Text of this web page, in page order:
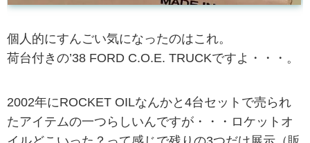
個人的にすんごい気になったのはこれ。
荷台付きの’38 FORD C.O.E. TRUCKですよ・・・。
2002年にROCKET OILなんかと4台セットで売られ
たアイテムの一つらしいんですが・・・ロケットオ